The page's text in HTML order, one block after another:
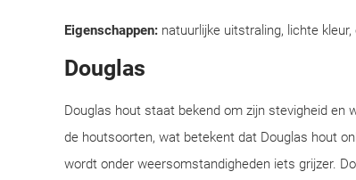
Eigenschappen: natuurlijke uitstraling, lichte
Douglas
Douglas hout staat bekend om zijn stevigheid en
de houtsoorten, wat betekent dat Douglas hout
wordt onder weersomstandigheden iets grijzer.